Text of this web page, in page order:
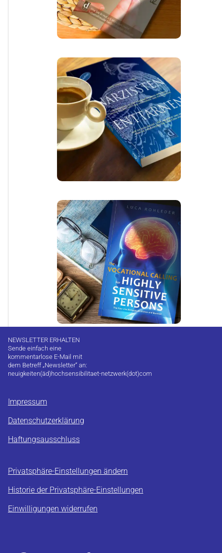
NEWSLETTER ERHALTEN
Sende einfach eine
kommentarlose E-Mail mit
dem Betreff „Newsletter“ an:
neuigkeiten(äd)hochsensibilitaet-netzwerk(dot)com
Impressum
Datenschutzerklärung
Haftungsausschluss
Privatsphäre-Einstellungen ändern
Historie der Privatsphäre-Einstellungen
Einwilligungen widerrufen